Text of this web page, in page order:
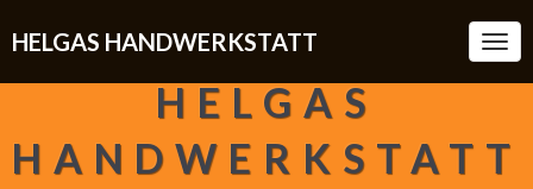
HELGAS HANDWERKSTATT
HELGAS
HANDWERKSTATT